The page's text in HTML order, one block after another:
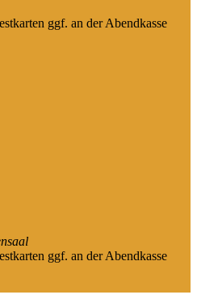
ggf. an der Abendkasse
ggf. an der Abendkasse